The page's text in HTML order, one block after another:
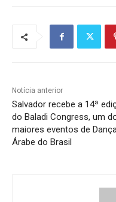
Notícia anterior
Salvador recebe a 14ª
do Baladi Congress, um
maiores eventos de
Árabe do Brasil